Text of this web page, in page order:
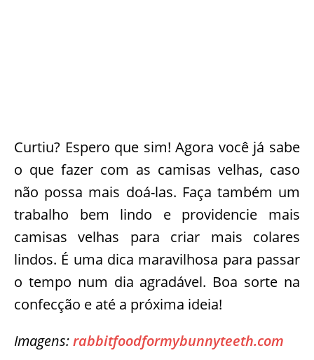
Curtiu? Espero que sim! Agora você já sabe
o que fazer com as camisas velhas, caso
não possa mais doá-las. Faça também um
trabalho bem lindo e providencie mais
camisas velhas para criar mais colares
lindos. É uma dica maravilhosa para passar
o tempo num dia agradável. Boa sorte na
confecção e até a próxima ideia!
Imagens:rabbitfoodformybunnyteeth.com